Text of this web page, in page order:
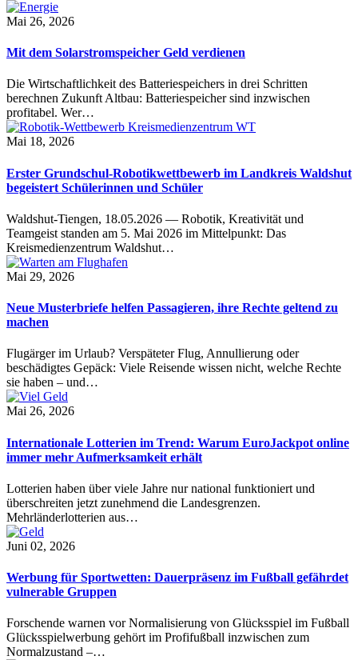
Mai 26, 2026
Mit dem Solarstromspeicher Geld verdienen
Die Wirtschaftlichkeit des Batteriespeichers in drei Schritten
berechnen Zukunft Altbau: Batteriespeicher sind inzwischen
profitabel. Wer…
Mai 18, 2026
Erster Grundschul-Robotikwettbewerb im Landkreis Waldshut
begeistert Schülerinnen und Schüler
Waldshut-Tiengen, 18.05.2026 — Robotik, Kreativität und
Teamgeist standen am 5. Mai 2026 im Mittelpunkt: Das
Kreismedienzentrum Waldshut…
Mai 29, 2026
Neue Musterbriefe helfen Passagieren, ihre Rechte geltend zu
machen
Flugärger im Urlaub? Verspäteter Flug, Annullierung oder
beschädigtes Gepäck: Viele Reisende wissen nicht, welche Rechte
sie haben – und…
Mai 26, 2026
Internationale Lotterien im Trend: Warum EuroJackpot online
immer mehr Aufmerksamkeit erhält
Lotterien haben über viele Jahre nur national funktioniert und
überschreiten jetzt zunehmend die Landesgrenzen.
Mehrländerlotterien aus…
Juni 02, 2026
Werbung für Sportwetten: Dauerpräsenz im Fußball gefährdet
vulnerable Gruppen
Forschende warnen vor Normalisierung von Glücksspiel im Fußball
Glücksspielwerbung gehört im Profifußball inzwischen zum
Normalzustand –…